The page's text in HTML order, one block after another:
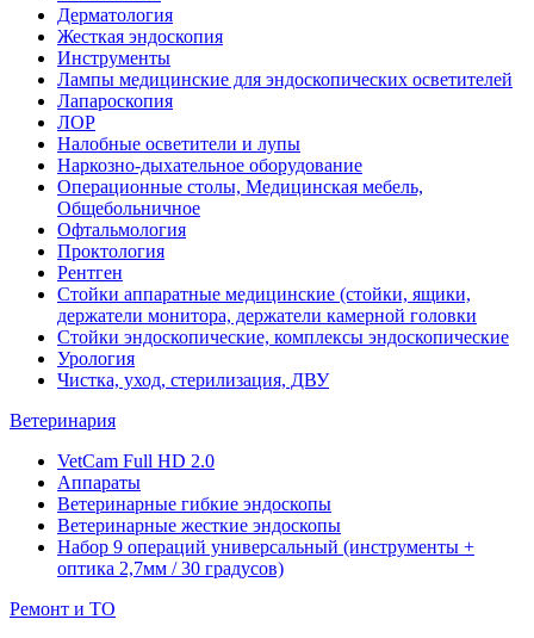
Дерматология
Жесткая эндоскопия
Инструменты
Лампы медицинские для эндоскопических осветителей
Лапароскопия
ЛОР
Налобные осветители и лупы
Наркозно-дыхательное оборудование
Операционные столы, Медицинская мебель,
Общебольничное
Офтальмология
Проктология
Рентген
Стойки аппаратные медицинские (стойки, ящики,
держатели монитора, держатели камерной головки
Стойки эндоскопические, комплексы эндоскопические
Урология
Чистка, уход, стерилизация, ДВУ
Ветеринария
VetCam Full HD 2.0
Аппараты
Ветеринарные гибкие эндоскопы
Ветеринарные жесткие эндоскопы
Набор 9 операций универсальный (инструменты +
оптика 2,7мм / 30 градусов)
Ремонт и ТО